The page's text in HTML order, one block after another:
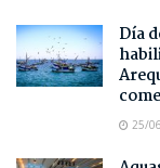
Día
25/